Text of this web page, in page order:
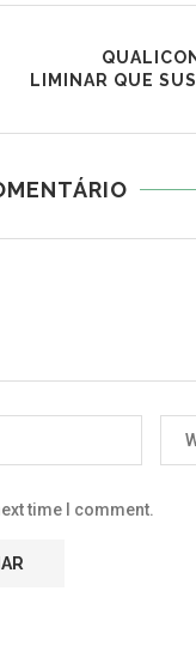
LIMINAR QUE
time I comment.